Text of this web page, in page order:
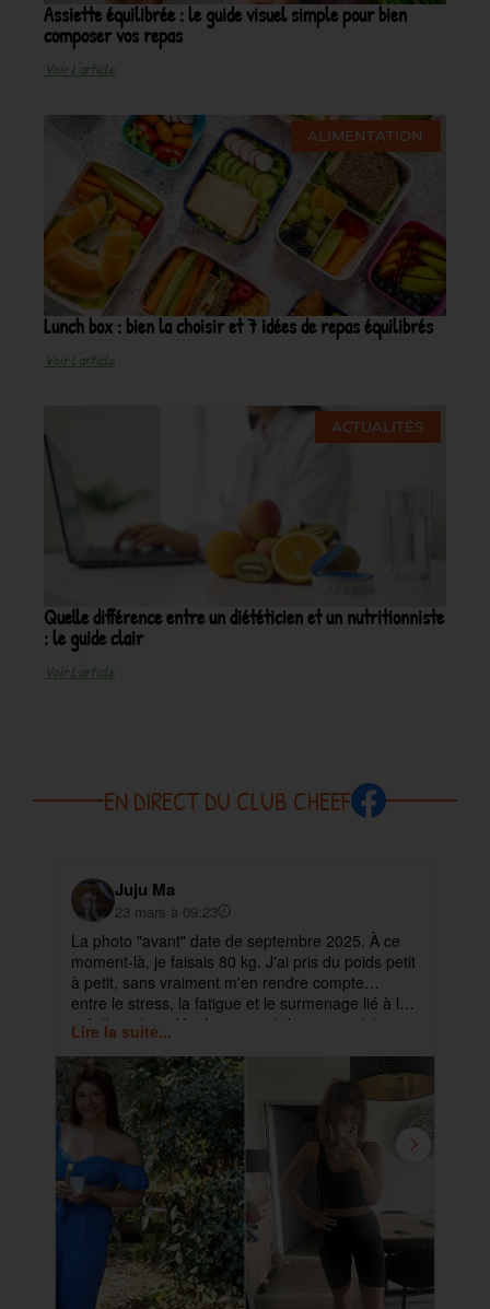
Assiette équilibrée : le guide visuel simple pour bien
composer vos repas
Voir L'article
ALIMENTATION
Lunch box : bien la choisir et 7 idées de repas équilibrés
Voir L'article
ACTUALITÉS
Quelle différence entre un diététicien et un nutritionniste
: le guide clair
Voir L'article
EN DIRECT DU CLUB CHEEF
Juju Ma
23 mars à 09:23
La photo "avant" date de septembre 2025. À ce
moment-là, je faisais 80 kg. J'ai pris du poids petit
à petit, sans vraiment m'en rendre compte…
entre le stress, la fatigue et le surmenage lié à la
création et au développement de mes projets.
Lire la suite...